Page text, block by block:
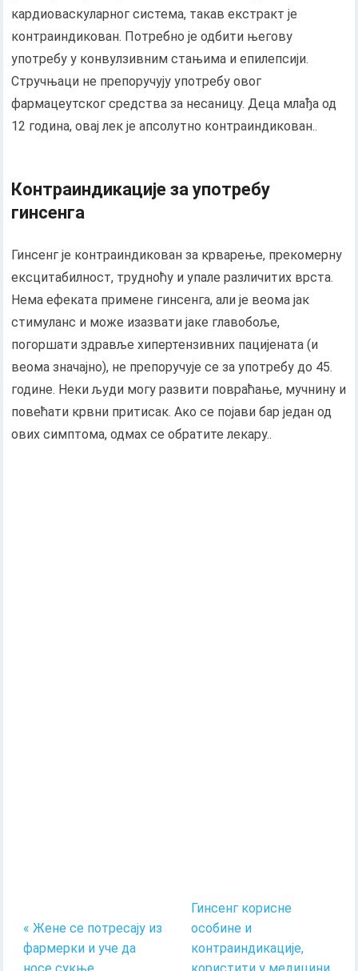
кардиоваскуларног система, такав екстракт је
контраиндикован. Потребно је одбити његову
употребу у конвулзивним стањима и епилепсији.
Стручњаци не препоручују употребу овог
фармацеутског средства за несаницу. Деца млађа од
12 година, овај лек је апсолутно контраиндикован..
Контраиндикације за употребу
гинсенга
Гинсенг је контраиндикован за крварење, прекомерну
ексцитабилност, трудноћу и упале различитих врста.
Нема ефеката примене гинсенга, али је веома јак
стимуланс и може изазвати јаке главобоље,
погоршати здравље хипертензивних пацијената (и
веома значајно), не препоручује се за употребу до 45.
године. Неки људи могу развити повраћање, мучнину и
повећати крвни притисак. Ако се појави бар један од
ових симптома, одмах се обратите лекару..
« Жене се потресају из
фармерки и уче да
Гинсенг корисне
особине и
контраиндикације,